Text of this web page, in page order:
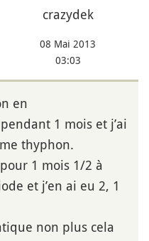
crazydek
08 Mai 2013
03:03
en
1 mois et j’ai
thyphon.
1 mois 1/2 à
et j’en ai eu 2, 1
non plus cela